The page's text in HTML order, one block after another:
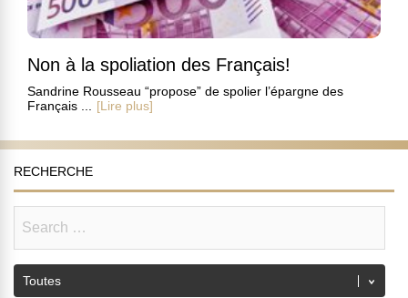
Non à la spoliation des Français!
Sandrine Rousseau “propose” de spolier l’épargne des
Français ...
[Lire plus]
RECHERCHE